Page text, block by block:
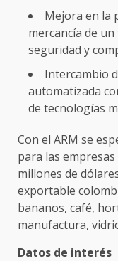
Mejora en la
mercancía de
seguridad y
Intercambio
automatizada
de tecnologías
Con el ARM se
para las empresas
millones de
exportable
bananos, café,
manufactura,
Datos de interés